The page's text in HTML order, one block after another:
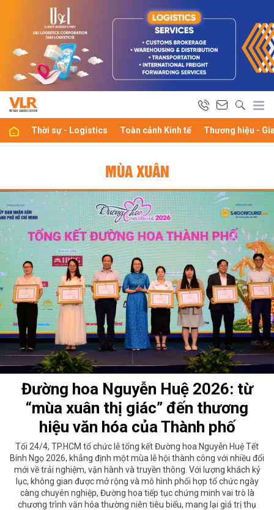
Thời sự - Logistics Toàn cảnh Kinh tế Thương hiệu -
MÙA XUÂN
Đường hoa Nguyễn Huệ 2026: từ
“mùa xuân thị giác” đến thương
hiệu văn hóa của Thành phố
Tối 24/4, TP.HCM tổ chức lễ tổng kết Đường hoa Nguyễn Huệ Tết
Bính Ngọ 2026, khẳng định một mùa lễ hội thành công với nhiều đổi
mới về trải nghiệm, vận hành và truyền thông. Với lượng khách kỷ
lục, không gian được mở rộng và mô hình phối hợp tổ chức ngày
càng chuyên nghiệp, Đường hoa tiếp tục chứng minh vai trò là
chương trình văn hóa thường niên tiêu biểu, mang lại giá trị thụ